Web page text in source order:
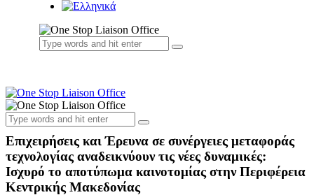
Επιχειρήσεις και Έρευνα σε συνέργειες μεταφοράς
τεχνολογίας αναδεικνύουν τις νέες δυναμικές:
Ισχυρό το αποτύπωμα καινοτομίας στην Περιφέρεια
Κεντρικής Μακεδονίας